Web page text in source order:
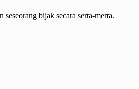
bijak secara serta-merta.